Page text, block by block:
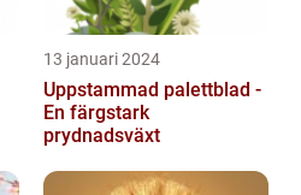
13 januari 2024
Uppstammad palettblad -
En färgstark
prydnadsväxt